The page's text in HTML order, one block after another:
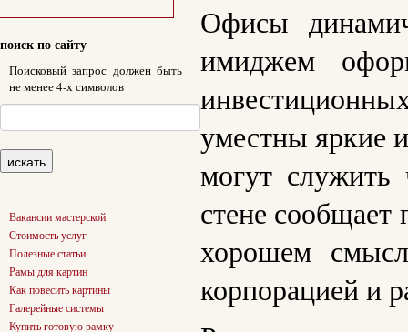
поиск по сайту
Поисковый запрос должен быть
не менее 4-х символов
Вакансии мастерской
Стоимость услуг
Полезные статьи
Рамы для картин
Как повесить картины
Галерейные системы
Купить готовую рамку
Офисы
имиджем
уместны яркие
могут служить
стене
хорошем
корпорацией и